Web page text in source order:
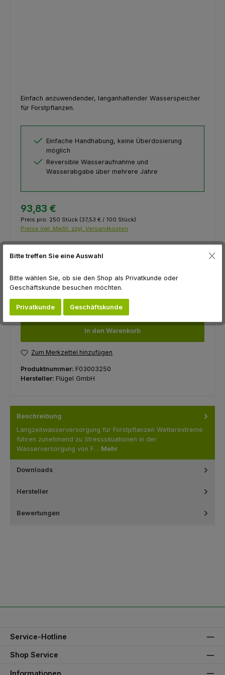
Einfach anzuwendender, langanhaltender Wasserspeicher
für Forstpflanzen.
Einfache Handhabung, keine Überdosierung
möglich
Reversible Wasseraufnahme und
Wasserabgabe über mehrere Jahre
93,83 €
Preis pro: 250 Stück (37,53 € / 100 Stück)
Preise inkl. MwSt. zzgl. Versandkosten
250 Stück
Produkt Anzahl: Gib den gewünschten Wert ein oder benutze die
In den Warenkorb
Zum Merkzettel hinzufügen
Produktnummer: F03003250
Hersteller: Flügel GmbH
Beschreibung
Langzeitwasserversorgung für Forstpflanzen Wetterextreme
führen zunehmend zu Stresssituationen in der
Wasserversorgung von F… Mehr
Downloads
Hersteller
Bewertungen
Service-Hotline
Shop Service
Informationen
Bitte treffen Sie eine Auswahl
Bitte wählen Sie, ob sie den Shop als Privatkunde oder
Geschäftskunde besuchen möchten.
Privatkunde Geschäftskunde